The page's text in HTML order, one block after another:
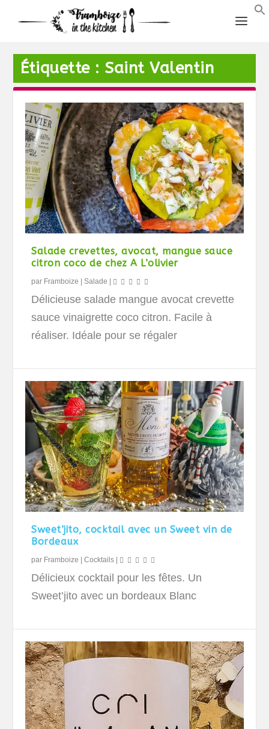
Étiquette : Saint Valentin
Salade crevettes, avocat, mangue sauce
citron coco de chez A L’olivier
par Framboize |Salade |
Délicieuse salade mangue avocat crevette
sauce vinaigrette coco citron. Facile à
réaliser. Idéale pour se régaler
Sweet’jito, cocktail avec un Sweet vin de
Bordeaux
par Framboize |Cocktails |
Délicieux cocktail pour les fêtes. Un
Sweet’jito avec un bordeaux Blanc